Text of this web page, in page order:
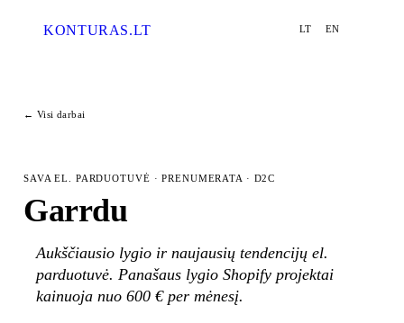
KONTURAS.LT LT EN
Procesas
Darbai
← Visi darbai
SAVA EL. PARDUOTUVĖ · PRENUMERATA · D2C
Garrdu
Aukščiausio lygio ir naujausių tendencijų el.
parduotuvė. Panašaus lygio Shopify projektai
kainuoja nuo 600 € per mėnesį.